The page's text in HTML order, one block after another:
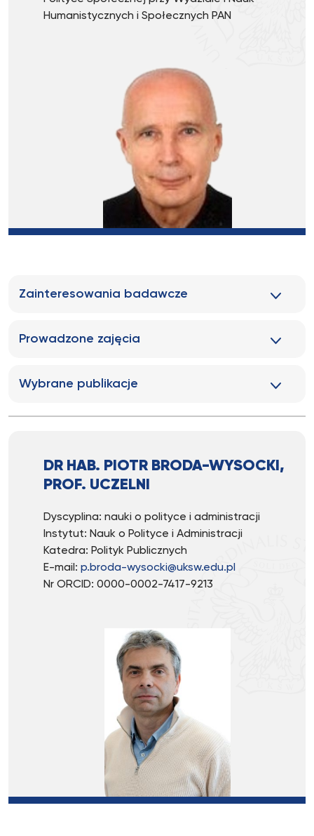
Humanistycznych i Społecznych PAN
Zainteresowania badawcze
Prowadzone zajęcia
Wybrane publikacje
DR HAB. PIOTR BRODA-WYSOCKI,
PROF. UCZELNI
Dyscyplina: nauki o polityce i administracji
Instytut: Nauk o Polityce i Administracji
Katedra: Polityk Publicznych
E-mail: p.broda-wysocki@uksw.edu.pl
Nr ORCID: 0000-0002-7417-9213